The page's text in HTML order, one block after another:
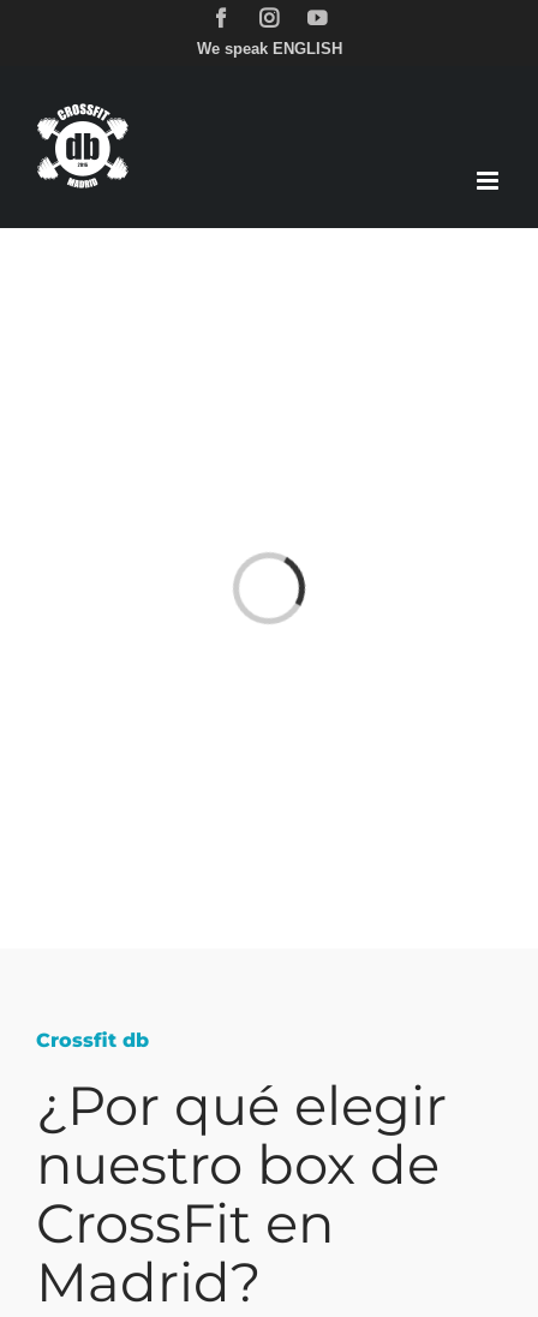
We speak ENGLISH
contenido
Cargando...
Crossfit db
¿Por qué elegir
nuestro box de
CrossFit en
Madrid?